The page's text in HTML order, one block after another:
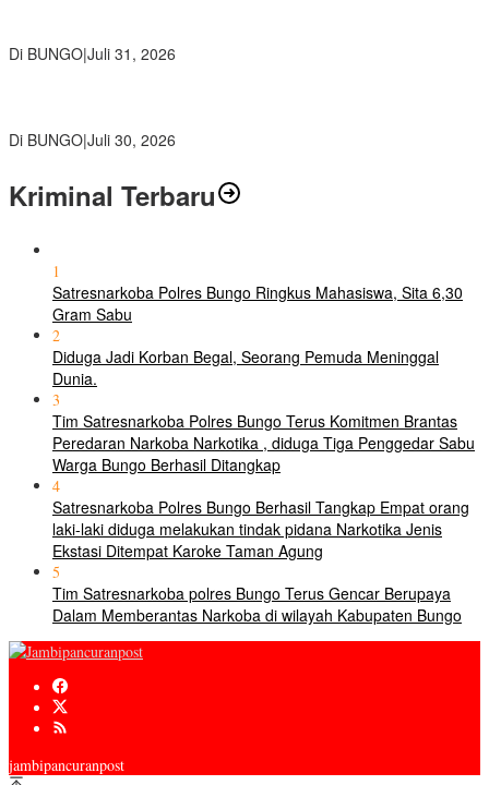
Di BUNGO|Juli 31, 2026
Di BUNGO|Juli 30, 2026
Kriminal Terbaru
1
Satresnarkoba Polres Bungo Ringkus Mahasiswa, Sita 6,30
Gram Sabu
2
Diduga Jadi Korban Begal, Seorang Pemuda Meninggal
Dunia.
3
Tim Satresnarkoba Polres Bungo Terus Komitmen Brantas
Peredaran Narkoba Narkotika , diduga Tiga Penggedar Sabu
Warga Bungo Berhasil Ditangkap
4
Satresnarkoba Polres Bungo Berhasil Tangkap Empat orang
laki-laki diduga melakukan tindak pidana Narkotika Jenis
Ekstasi Ditempat Karoke Taman Agung
5
Tim Satresnarkoba polres Bungo Terus Gencar Berupaya
Dalam Memberantas Narkoba di wilayah Kabupaten Bungo
jambipancuranpost